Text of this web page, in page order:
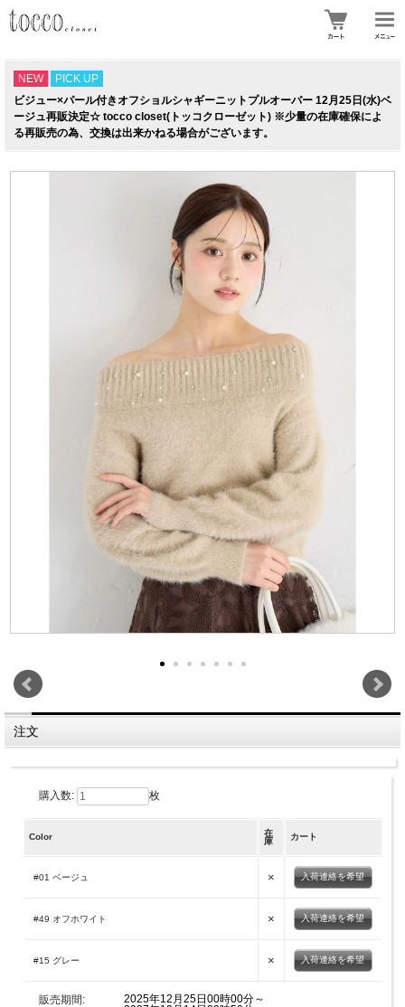
NEW
PICK UP
ビジュー×パール付きオフショルシャギーニットプルオーバー 12月25日(水)ベ
ージュ再販決定☆ tocco closet(トッコクローゼット) ※少量の在庫確保によ
る再販売の為、交換は出来かねる場合がございます。
注文
購入数: 枚
Color
在
庫
カート
#01 ベージュ × 入荷連絡を希望
#49 オフホワイト × 入荷連絡を希望
#15 グレー × 入荷連絡を希望
販売期間:
2025年12月25日00時00分～